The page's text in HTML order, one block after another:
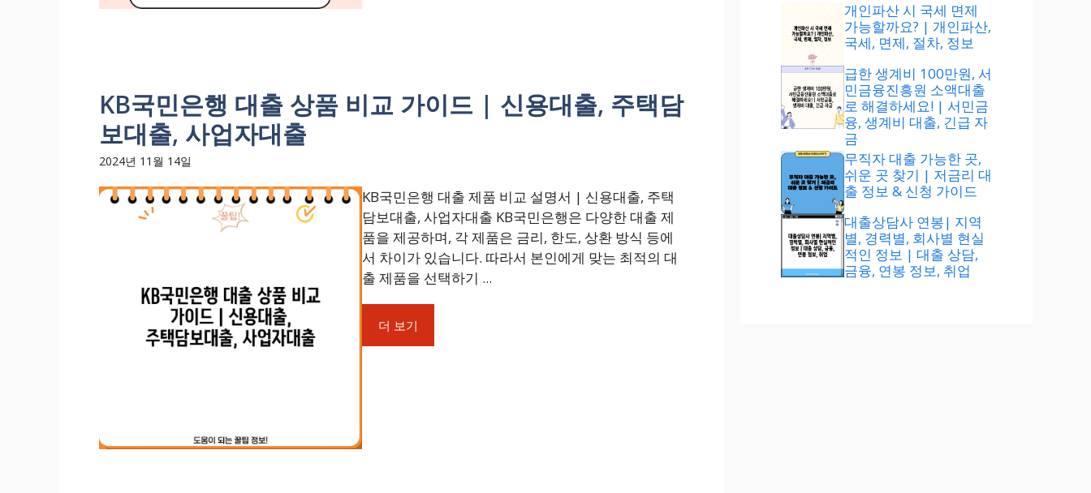
KB국민은행 대출 상품 비교 가이드 | 신용대출, 주택담
보대출, 사업자대출
2024년 11월 14일
KB국민은행 대출 제품 비교 설명서 | 신용대출, 주택
담보대출, 사업자대출 KB국민은행은 다양한 대출 제
품을 제공하며, 각 제품은 금리, 한도, 상환 방식 등에
서 차이가 있습니다. 따라서 본인에게 맞는 최적의 대
출 제품을 선택하기 ...
더 보기
개인파산 시 국세 면제
가능할까요? | 개인파산,
국세, 면제, 절차, 정보
급한 생계비 100만원, 서
민금융진흥원 소액대출
로 해결하세요! | 서민금
융, 생계비 대출, 긴급 자
금
무직자 대출 가능한 곳,
쉬운 곳 찾기 | 저금리 대
출 정보 & 신청 가이드
대출상담사 연봉| 지역
별, 경력별, 회사별 현실
적인 정보 | 대출 상담,
금융, 연봉 정보, 취업